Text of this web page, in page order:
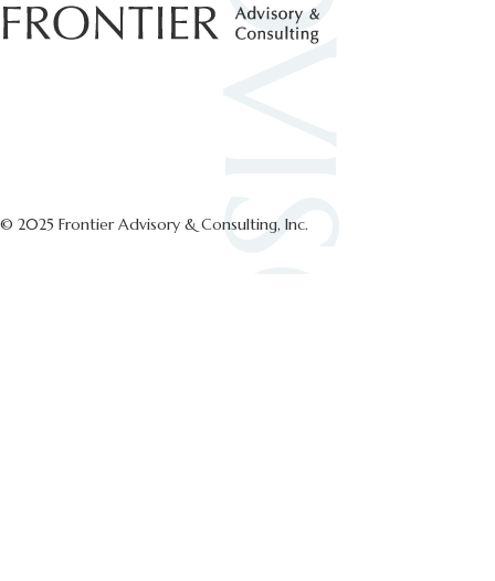
© 2025 Frontier Advisory & Consulting, Inc.